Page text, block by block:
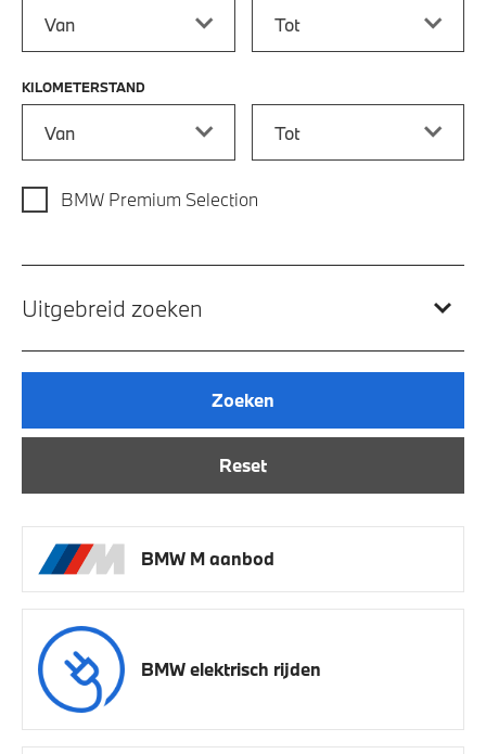
KILOMETERSTAND
BMW Premium Selection
Uitgebreid zoeken
Reset
Zoeken
BMW M aanbod
BMW elektrisch rijden